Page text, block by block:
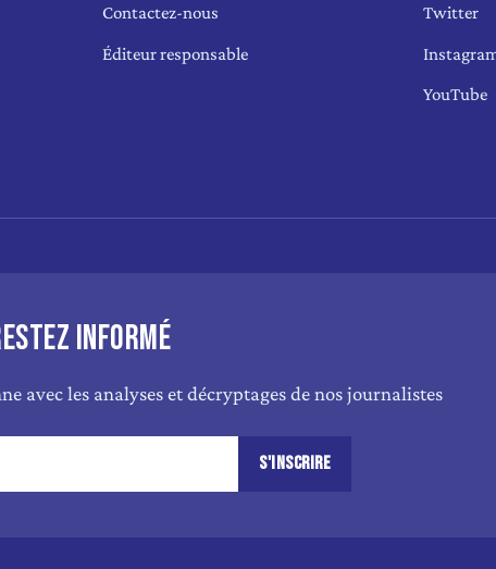
Contactez-nous
Éditeur responsable
Twitter
YouTube
INFORMÉ
avec les analyses et décryptages de nos journalistes
S'INSCRIRE